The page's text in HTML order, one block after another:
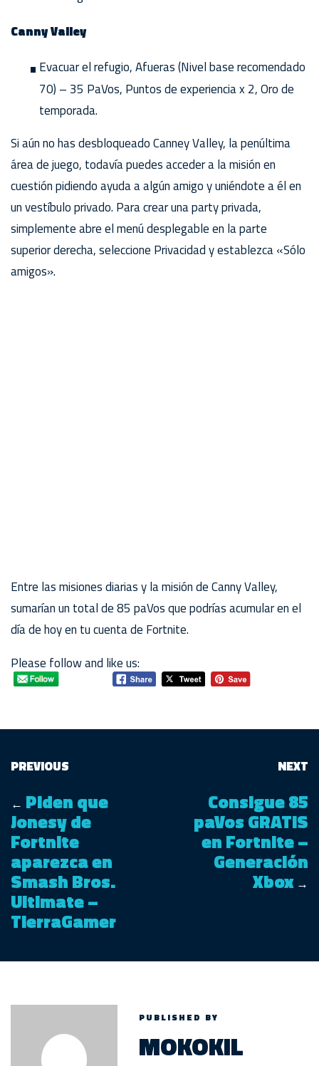
Canny Valley
Evacuar el refugio, Afueras (Nivel base recomendado
70) – 35 PaVos, Puntos de experiencia x 2, Oro de
temporada.
Si aún no has desbloqueado Canney Valley, la penúltima
área de juego, todavía puedes acceder a la misión en
cuestión pidiendo ayuda a algún amigo y uniéndote a él en
un vestíbulo privado. Para crear una party privada,
simplemente abre el menú desplegable en la parte
superior derecha, seleccione Privacidad y establezca «Sólo
amigos».
Entre las misiones diarias y la misión de Canny Valley,
sumarían un total de 85 paVos que podrías acumular en el
día de hoy en tu cuenta de Fortnite.
Please follow and like us:
PREVIOUS
← Piden que
Jonesy de
Fortnite
aparezca en
Smash Bros.
Ultimate –
TierraGamer
NEXT
Consigue 85
paVos GRATIS
en Fortnite –
Generación
Xbox→
PUBLISHED BY
MOKOKIL